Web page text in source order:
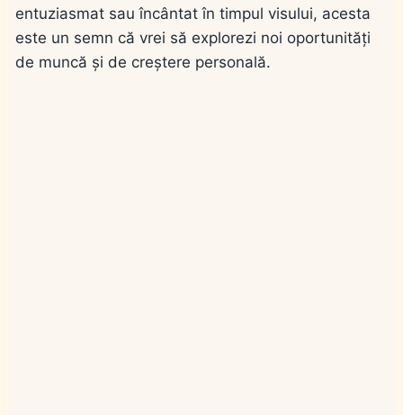
entuziasmat sau încântat în timpul visului, acesta
este un semn că vrei să explorezi noi oportunități
de muncă și de creștere personală.